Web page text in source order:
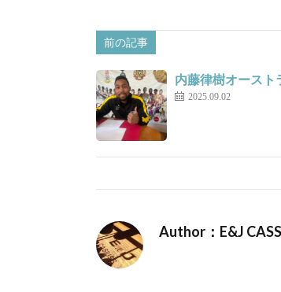
前の記事
内藤律樹オースト
2025.09.02
Author：E&J